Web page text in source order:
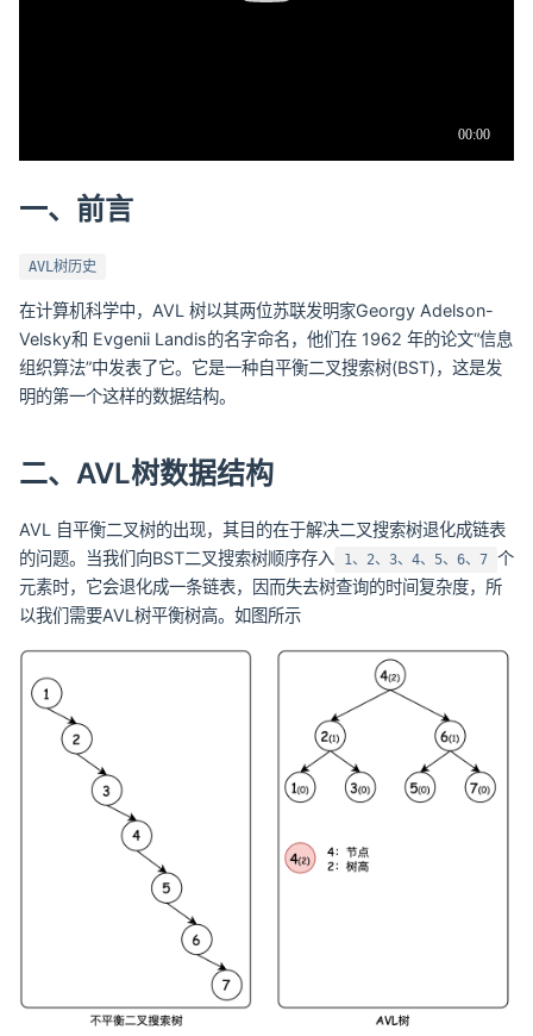
一、前言
AVL树历史
在计算机科学中，AVL 树以其两位苏联发明家Georgy Adelson-
Velsky和 Evgenii Landis的名字命名，他们在 1962 年的论文“信息
组织算法”中发表了它。它是一种自平衡二叉搜索树(BST)，这是发
明的第一个这样的数据结构。
二、AVL树数据结构
AVL 自平衡二叉树的出现，其目的在于解决二叉搜索树退化成链表
的问题。当我们向BST二叉搜索树顺序存入
1、2、3、4、5、6、7 个
元素时，它会退化成一条链表，因而失去树查询的时间复杂度，所
以我们需要AVL树平衡树高。如图所示